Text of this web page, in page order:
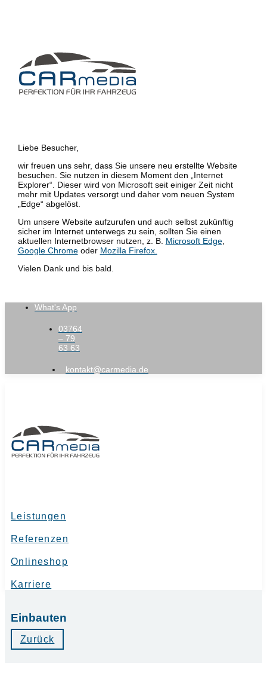
Liebe Besucher,
wir freuen uns sehr, dass Sie unsere neu erstellte Website
besuchen. Sie nutzen in diesem Moment den „Internet
Explorer“. Dieser wird von Microsoft seit einiger Zeit nicht
mehr mit Updates versorgt und daher vom neuen System
„Edge“ abgelöst.
Um unsere Website aufzurufen und auch selbst zukünftig
sicher im Internet unterwegs zu sein, sollten Sie einen
aktuellen Internetbrowser nutzen, z. B. Microsoft Edge,
Google Chromeoder Mozilla Firefox.
Vielen Dank und bis bald.
What's App
03764
– 79
63 63
kontakt@carmedia.de
Leistungen
Referenzen
Onlineshop
Karriere
Einbauten
Zurück